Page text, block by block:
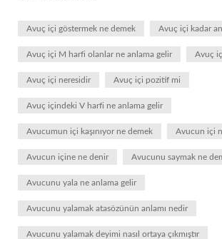
Avuç içi göstermek ne demek Avuç içi kadar
Avuç içi M harfi olanlar ne anlama gelir Avuç
Avuç içi neresidir Avuç içi pozitif mi
Avuç içindeki V harfi ne anlama gelir
Avucumun içi kaşınıyor ne demek Avucun içi
Avucun içine ne denir Avucunu saymak ne
Avucunu yala ne anlama gelir
Avucunu yalamak atasözünün anlamı nedir
Avucunu yalamak deyimi nasıl ortaya çıkmıştır